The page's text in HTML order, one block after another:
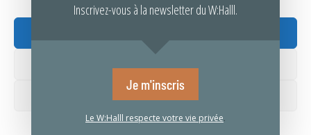
Rapport de transparence 2025
Inscrivez-vous à la newsletter du W:Halll.
Je m'inscris
Le W:Halll respecte votre vie privée.